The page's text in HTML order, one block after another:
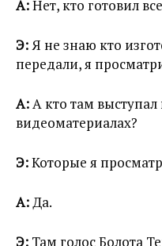
А:Нет, кто готовил
Э:Я не знаю кто
передали, я
А:А кто там
видеоматериалах?
Э:Которые я
А:Да.
Э: Там голос Болота